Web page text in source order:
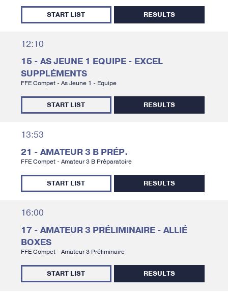
START LIST RESULTS
12:10
15 - AS JEUNE 1 EQUIPE - EXCEL
SUPPLÉMENTS
FFE Compet - As Jeune 1 - Equipe
START LIST RESULTS
13:53
21 - AMATEUR 3 B PRÉP.
FFE Compet - Amateur 3 B Préparatoire
START LIST RESULTS
16:00
17 - AMATEUR 3 PRÉLIMINAIRE - ALLIÉ
BOXES
FFE Compet - Amateur 3 Préliminaire
START LIST RESULTS